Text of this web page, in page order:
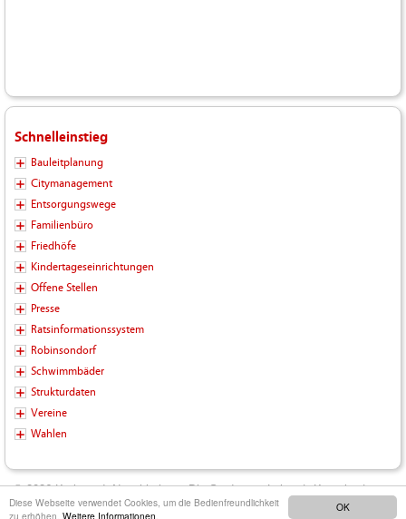
OK
Diese Webseite verwendet Cookies, um die Bedienfreundlichkeit
zu erhöhen. Weitere Informationen.
Schnelleinstieg
Bauleitplanung
Citymanagement
Entsorgungswege
Familienbüro
Friedhöfe
Kindertageseinrichtungen
Offene Stellen
Presse
Ratsinformationssystem
Robinsondorf
Schwimmbäder
Strukturdaten
Vereine
Wahlen
© 2026 Kreisstadt Neunkirchen - Die Stadt zum Leben | Kontakt |
Impressum
| Datenschutz | Barrierefreiheit | Inhalt